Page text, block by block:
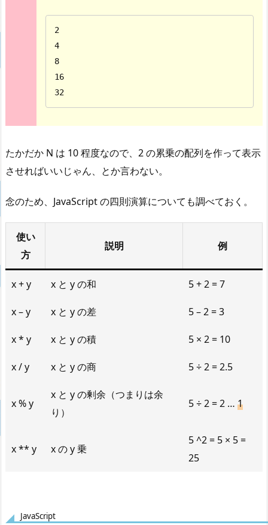
2
4
8
16
32
たかだか N は 10 程度なので、2 の累乗の配列を作って表示
させればいいじゃん、とか言わない。
念のため、JavaScript の四則演算についても調べておく。
使い
方
説明 例
x + y x と y の和 5 + 2 = 7
x – y x と y の差 5 – 2 = 3
x * y x と y の積 5 × 2 = 10
x / y x と y の商 5 ÷ 2 = 2.5
x % y
x と y の剰余（つまりは余
り）
5 ÷ 2 = 2 … 1
x ** y x の y 乗
5 ^2 = 5 × 5 =
25
JavaScript